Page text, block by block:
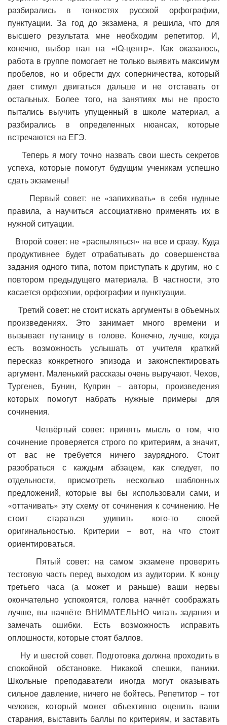
разбирались в тонкостях русской орфографии,
пунктуации. За год до экзамена, я решила, что для
высшего результата мне необходим репетитор. И,
конечно, выбор пал на «iQ-центр». Как оказалось,
работа в группе помогает не только выявить максимум
пробелов, но и обрести дух соперничества, который
дает стимул двигаться дальше и не отставать от
остальных. Более того, на занятиях мы не просто
пытались выучить упущенный в школе материал, а
разбирались в определенных нюансах, которые
встречаются на ЕГЭ.
Теперь я могу точно назвать свои шесть секретов
успеха, которые помогут будущим ученикам успешно
сдать экзамены!
Первый совет: не «запихивать» в себя нудные
правила, а научиться ассоциативно применять их в
нужной ситуации.
Второй совет: не «распыляться» на все и сразу. Куда
продуктивнее будет отрабатывать до совершенства
задания одного типа, потом приступать к другим, но с
повтором предыдущего материала. В частности, это
касается орфоэпии, орфографии и пунктуации.
Третий совет: не стоит искать аргументы в объемных
произведениях. Это занимает много времени и
вызывает путаницу в голове. Конечно, лучше, когда
есть возможность услышать от учителя краткий
пересказ конкретного эпизода и законспектировать
аргумент. Маленький рассказы очень выручают. Чехов,
Тургенев, Бунин, Куприн − авторы, произведения
которых помогут набрать нужные примеры для
сочинения.
Четвёртый совет: принять мысль о том, что
сочинение проверяется строго по критериям, а значит,
от вас не требуется ничего заурядного. Стоит
разобраться с каждым абзацем, как следует, по
отдельности, присмотреть несколько шаблонных
предложений, которые вы бы использовали сами, и
«оттачивать» эту схему от сочинения к сочинению. Не
стоит стараться удивить кого-то своей
оригинальностью. Критерии − вот, на что стоит
ориентироваться.
Пятый совет: на самом экзамене проверить
тестовую часть перед выходом из аудитории. К концу
третьего часа (а может и раньше) ваши нервы
окончательно успокоятся, голова начнёт соображать
лучше, вы начнёте ВНИМАТЕЛЬНО читать задания и
замечать ошибки. Есть возможность исправить
оплошности, которые стоят баллов.
Ну и шестой совет. Подготовка должна проходить в
спокойной обстановке. Никакой спешки, паники.
Школьные преподаватели иногда могут оказывать
сильное давление, ничего не бойтесь. Репетитор − тот
человек, который может объективно оценить ваши
старания, выставить баллы по критериям, и заставить